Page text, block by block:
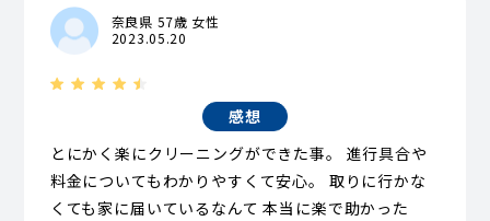
奈良県 57歳 女性
2023.05.20
感想
とにかく楽にクリーニングができた事。 進行具合や
料金についてもわかりやすくて安心。 取りに行かな
くても家に届いているなんて 本当に楽で助かった